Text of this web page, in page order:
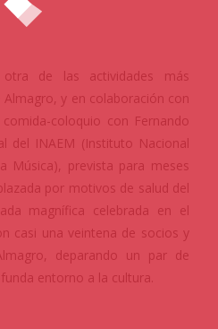
de las actividades más
y en colaboración con
coloquio con Fernando
del INAEM (Instituto Nacional
Música), prevista para meses
por motivos de salud del
magnífica celebrada en el
casi una veintena de socios y
deparando un par de
entorno a la cultura.